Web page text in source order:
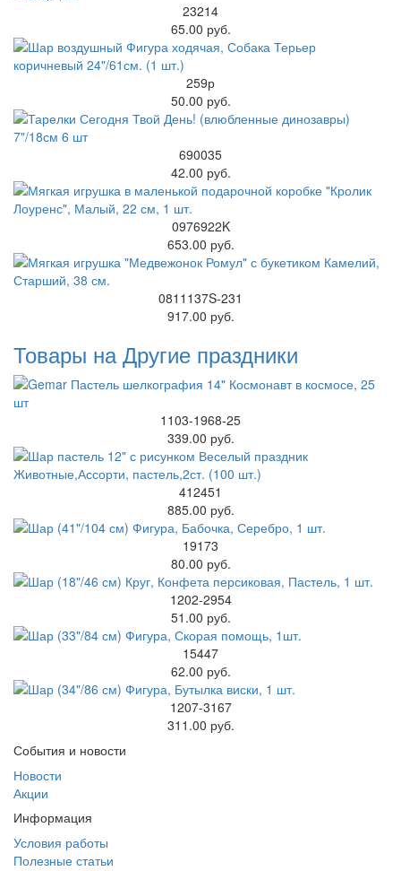
23214
65.00 руб.
259р
50.00 руб.
690035
42.00 руб.
0976922K
653.00 руб.
0811137S-231
917.00 руб.
Товары на Другие праздники
1103-1968-25
339.00 руб.
412451
885.00 руб.
19173
80.00 руб.
1202-2954
51.00 руб.
15447
62.00 руб.
1207-3167
311.00 руб.
События и новости
Новости
Акции
Информация
Условия работы
Полезные статьи